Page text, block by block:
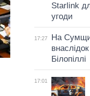
Starlink
угоди
17:27
На
Білопіллі
17:01